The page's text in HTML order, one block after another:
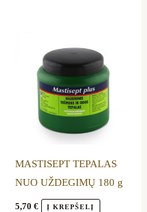
MASTISEPT TEPALAS
NUO UŽDEGIMŲ 180 g
5,70 € Į KREPŠELĮ